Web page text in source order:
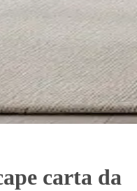
carta da